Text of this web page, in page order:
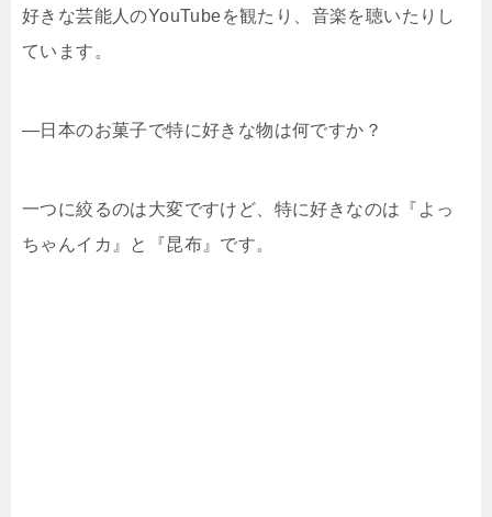
好きな芸能人のYouTubeを観たり、音楽を聴いたりし
ています。
―日本のお菓子で特に好きな物は何ですか？
一つに絞るのは大変ですけど、特に好きなのは『よっ
ちゃんイカ』と『昆布』です。